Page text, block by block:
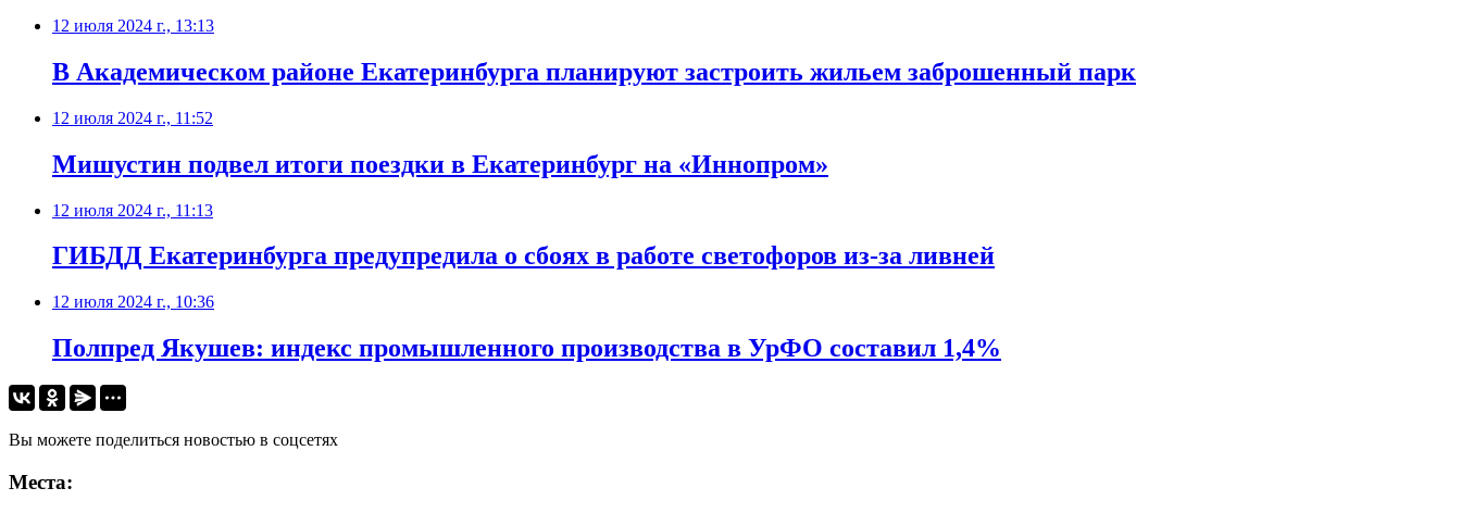
12 июля 2024 г., 13:13
В Академическом районе Екатеринбурга планируют застроить жильем заброшенный парк
12 июля 2024 г., 11:52
Мишустин подвел итоги поездки в Екатеринбург на «Иннопром»
12 июля 2024 г., 11:13
ГИБДД Екатеринбурга предупредила о сбоях в работе светофоров из-за ливней
12 июля 2024 г., 10:36
Полпред Якушев: индекс промышленного производства в УрФО составил 1,4%
Вы можете поделиться новостью в соцсетях
Места: